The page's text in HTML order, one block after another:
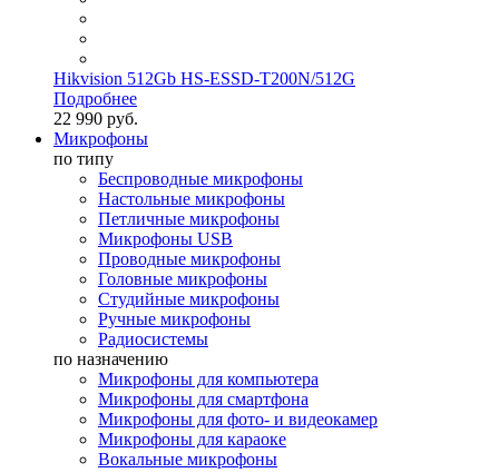
Hikvision 512Gb HS-ESSD-T200N/512G
Подробнее
22 990 руб.
Микрофоны
по типу
Беспроводные микрофоны
Настольные микрофоны
Петличные микрофоны
Микрофоны USB
Проводные микрофоны
Головные микрофоны
Студийные микрофоны
Ручные микрофоны
Радиосистемы
по назначению
Микрофоны для компьютера
Микрофоны для смартфона
Микрофоны для фото- и видеокамер
Микрофоны для караоке
Вокальные микрофоны